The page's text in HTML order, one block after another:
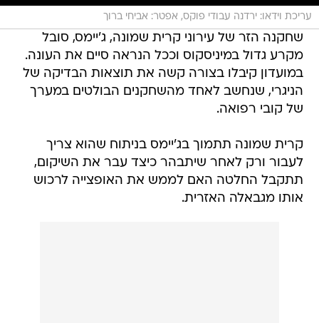
עריכת וידאו: ירדנה עבודי פוקס, אפטר: אביחי ברוך
שחקנה הזר של עירוני קרית שמונה, ג'יימס, סובל
מקרע גדול במיניסקוס וככל הנראה סיים את העונה.
במועדון קיבלו בצורה קשה את תוצאות הבדיקה של
הניגרי, שנחשב לאחד מהשחקנים הבולטים במערך
של קובי רפואה.
קרית שמונה תתמוך בג'יימס בניתוח שהוא צריך
לעבור ורק לאחר שיתבהר כיצד עבר את השיקום,
תתקבל החלטה האם לממש את האופצייה לרכוש
אותו מגבאלה האזרית.